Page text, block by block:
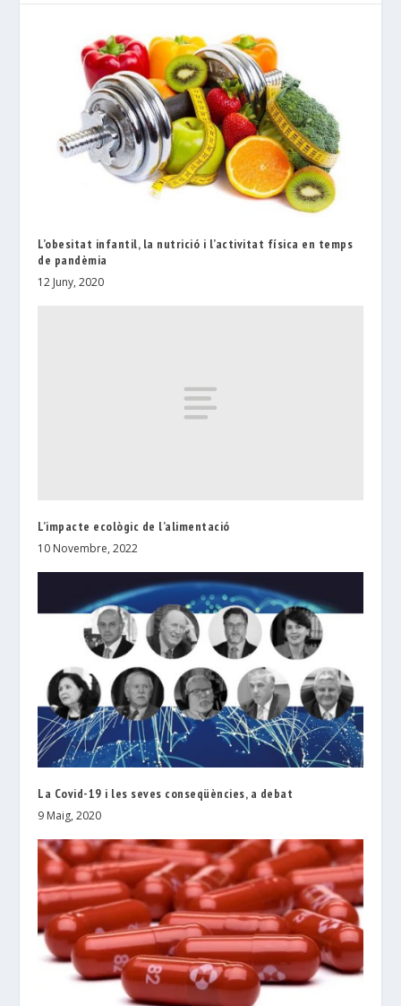
L’obesitat infantil, la nutrició i l’activitat física en temps
de pandèmia
12 Juny, 2020
L’impacte ecològic de l’alimentació
10 Novembre, 2022
La Covid-19 i les seves conseqüències, a debat
9 Maig, 2020